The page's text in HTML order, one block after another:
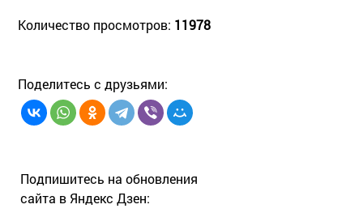
Количество просмотров: 11978
Поделитесь с друзьями:
Подпишитесь на обновления
сайта в Яндекс Дзен: